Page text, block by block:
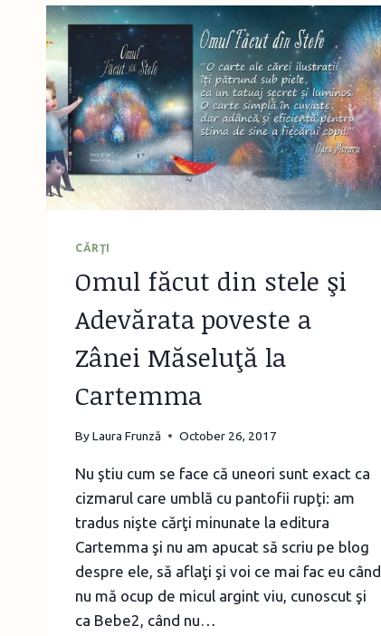
EDITURA
CARTEMMA
CĂRŢI
Omul făcut din stele şi
Adevărata poveste a
Zânei Măseluţă la
Cartemma
ByLaura Frunză October 26, 2017
Nu ştiu cum se face că uneori sunt exact ca
cizmarul care umblă cu pantofii rupţi: am
tradus nişte cărţi minunate la editura
Cartemma şi nu am apucat să scriu pe blog
despre ele, să aflaţi şi voi ce mai fac eu când
nu mă ocup de micul argint viu, cunoscut şi
ca Bebe2, când nu…